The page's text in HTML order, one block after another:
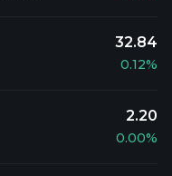
32.84
0.12%
2.20
0.00%